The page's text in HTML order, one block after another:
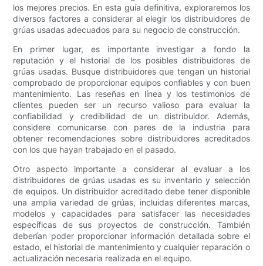
los mejores precios. En esta guía definitiva, exploraremos los
diversos factores a considerar al elegir los distribuidores de
grúas usadas adecuados para su negocio de construcción.
En primer lugar, es importante investigar a fondo la
reputación y el historial de los posibles distribuidores de
grúas usadas. Busque distribuidores que tengan un historial
comprobado de proporcionar equipos confiables y con buen
mantenimiento. Las reseñas en línea y los testimonios de
clientes pueden ser un recurso valioso para evaluar la
confiabilidad y credibilidad de un distribuidor. Además,
considere comunicarse con pares de la industria para
obtener recomendaciones sobre distribuidores acreditados
con los que hayan trabajado en el pasado.
Otro aspecto importante a considerar al evaluar a los
distribuidores de grúas usadas es su inventario y selección
de equipos. Un distribuidor acreditado debe tener disponible
una amplia variedad de grúas, incluidas diferentes marcas,
modelos y capacidades para satisfacer las necesidades
específicas de sus proyectos de construcción. También
deberían poder proporcionar información detallada sobre el
estado, el historial de mantenimiento y cualquier reparación o
actualización necesaria realizada en el equipo.